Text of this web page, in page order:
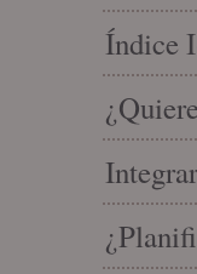
Índice